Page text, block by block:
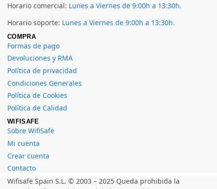
Horario comercial: Lunes a Viernes de 9:00h a 13:30h.
Horario soporte: Lunes a Viernes de 9:00h a 13:30h.
COMPRA
Formas de pago
Devoluciones y RMA
Política de privacidad
Condiciones Generales
Política de Cookies
Política de Calidad
WIFISAFE
Sobre WifiSafe
Mi cuenta
Crear cuenta
Contacto
Wifisafe Spain S.L. © 2003 – 2025 Queda prohibida la